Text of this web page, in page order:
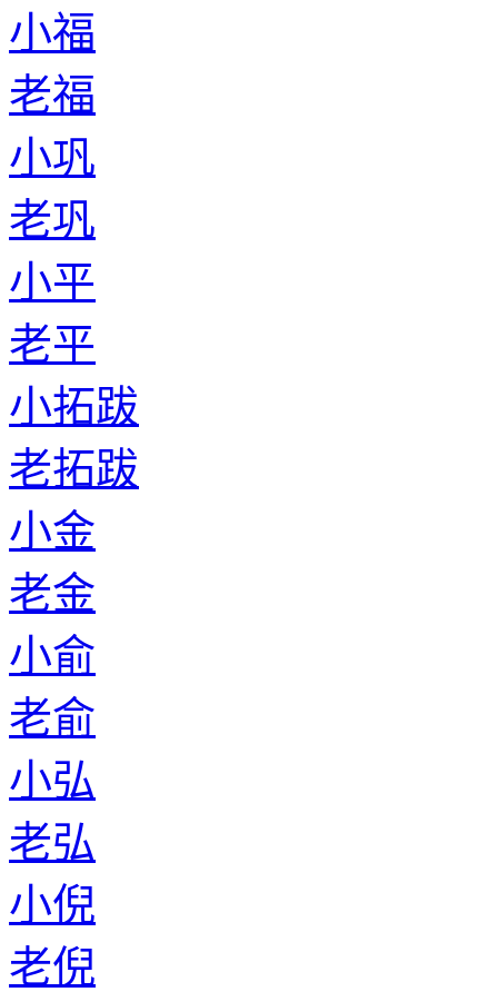
小福
老福
小巩
老巩
小平
老平
小拓跋
老拓跋
小金
老金
小俞
老俞
小弘
老弘
小倪
老倪